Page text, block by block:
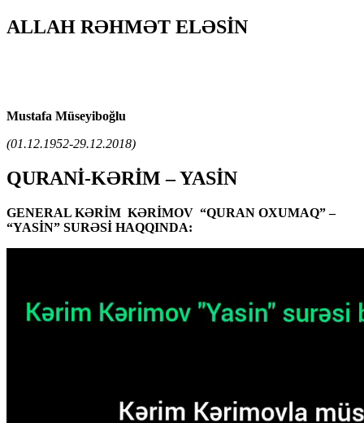
ALLAH RƏHMƏT ELƏSİN
Mustafa Müseyiboğlu
(01.12.1952-29.12.2018)
QURANİ-KƏRİM – YASİN
GENERAL KƏRİM KƏRİMOV “QURAN OXUMAQ” –
“YASİN” SURƏSİ HAQQINDA: